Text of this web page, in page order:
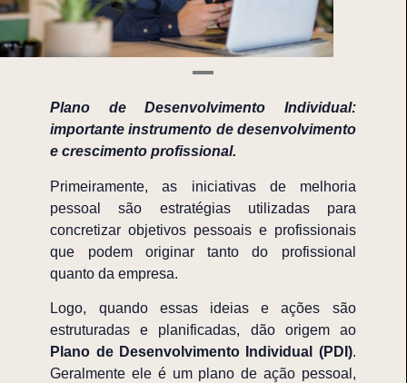
Plano de Desenvolvimento Individual:
importante instrumento de desenvolvimento
e crescimento profissional.
Primeiramente, as iniciativas de melhoria
pessoal são estratégias utilizadas para
concretizar objetivos pessoais e profissionais
que podem originar tanto do profissional
quanto da empresa.
Logo, quando essas ideias e ações são
estruturadas e planificadas, dão origem ao
Plano de Desenvolvimento Individual (PDI).
Geralmente ele é um plano de ação pessoal ,